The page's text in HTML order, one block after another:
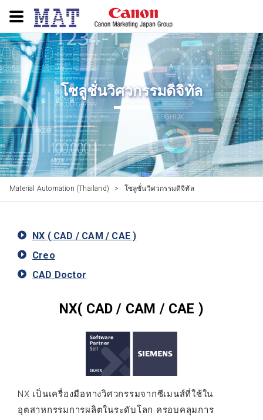
โซลูชั่นวิศวกรรมดิจิทัล
Material Automation (Thailand) > โซลูชั่นวิศวกรรมดิจิทัล
NX ( CAD / CAM / CAE )
Creo
CAD Doctor
NX( CAD / CAM / CAE )
NX เป็นเครื่องมือทางวิศวกรรมจากซีเมนส์ที่ใช้ใน
อุตสาหกรรมการผลิตในระดับโลก ครอบคลุมการ